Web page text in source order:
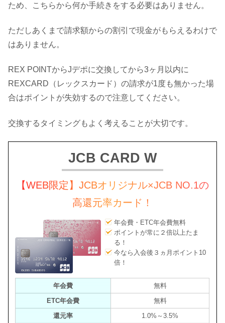
ため、こちらから何か手続きをする必要はありません。
ただしあくまで請求額からの割引で現金がもらえるわけで
はありません。
REX POINTからJデポに交換してから3ヶ月以内に
REXCARD（レックスカード）の請求が1度も無かった場
合はポイントが失効するので注意してください。
交換するタイミングもよく考えることが大切です。
JCB CARD W
【WEB限定】JCBオリジナル×JCB NO.1の
高還元率カード！
年会費・ETC年会費無料
ポイントが常に２倍以上たま
る！
今なら入会後３ヵ月ポイント10
倍！
年会費
無料
ETC年会費
無料
還元率
1.0%～3.5%